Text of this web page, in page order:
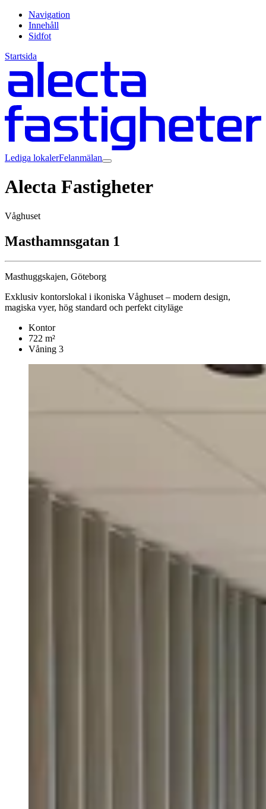
Navigation
Innehåll
Sidfot
Startsida
Lediga lokalerFelanmälan
Alecta Fastigheter
Våghuset
Masthamnsgatan 1
Masthuggskajen, Göteborg
Exklusiv kontorslokal i ikoniska Våghuset – modern design,
magiska vyer, hög standard och perfekt cityläge
Kontor
722 m²
Våning 3